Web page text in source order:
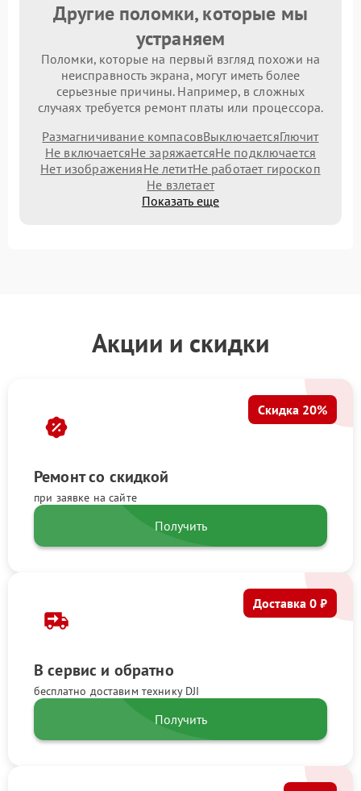
Другие поломки, которые мы
устраняем
Поломки, которые на первый взгляд похожи на
неисправность экрана, могут иметь более
серьезные причины. Например, в сложных
случаях требуется ремонт платы или процессора.
Размагничивание компасовВыключаетсяГлючит
Не включаетсяНе заряжаетсяНе подключается
Нет изображенияНе летитНе работает гироскоп
Не взлетает
Показать еще
Акции и скидки
Ремонт со скидкой
при заявке на сайте
Скидка 20%
Получить
В сервис и обратно
бесплатно доставим технику DJI
Доставка 0 ₽
Получить